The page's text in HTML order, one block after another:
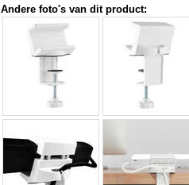
Andere foto's van dit product: